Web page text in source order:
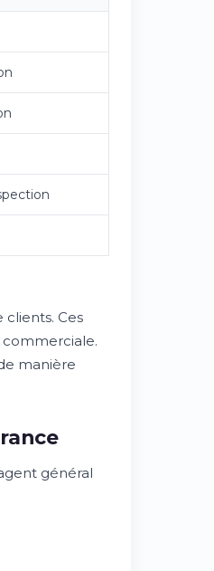
Ces
commerciale.
manière
général